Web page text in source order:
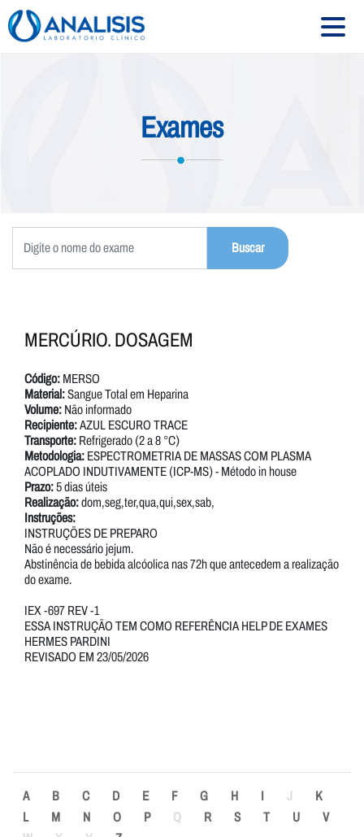
CONVÊNIOS
UNIDADES
Siga-nos:
Exames
MERCÚRIO. DOSAGEM
Código: MERSO
Material:Sangue Total em Heparina
Volume: Não informado
Recipiente:AZUL ESCURO TRACE
Transporte: Refrigerado (2 a 8 °C)
Metodologia: ESPECTROMETRIA DE MASSAS COM PLASMA
ACOPLADO INDUTIVAMENTE (ICP-MS) - Método in house
Prazo:5 dias úteis
Realização:dom,seg,ter,qua,qui,sex,sab,
Instruções:
INSTRUÇÕES DE PREPARO
Não é necessário jejum.
Abstinência de bebida alcóolica nas 72h que antecedem a realização
do exame.
IEX -697 REV -1
ESSA INSTRUÇÃO TEM COMO REFERÊNCIA HELP DE EXAMES
HERMES PARDINI
REVISADO EM 23/05/2026
A B C D E F G H I J
K
L
M N O P Q R S T U
V